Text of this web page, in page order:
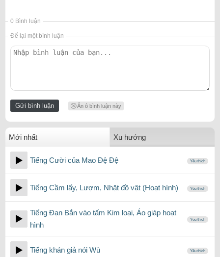
0 Bình luận
Để lại một bình luận
Ẩn ô bình luận này
Mới nhất Xu hướng
Tiếng Cười của Mao Đệ Đệ Yêu thích
Tiếng Cầm lấy, Lượm, Nhặt đồ vật (Hoạt hình) Yêu thích
Tiếng Đạn Bắn vào tấm Kim loại, Áo giáp hoạt
hình
Yêu thích
Tiếng khán giả nói Wù Yêu thích